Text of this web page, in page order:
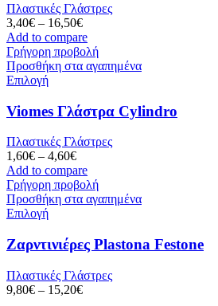
Πλαστικές Γλάστρες
3,40€ – 16,50€
Add to compare
Γρήγορη προβολή
Προσθήκη στα αγαπημένα
Επιλογή
Viomes Γλάστρα Cylindro
Πλαστικές Γλάστρες
1,60€ – 4,60€
Add to compare
Γρήγορη προβολή
Προσθήκη στα αγαπημένα
Επιλογή
Ζαρντινιέρες Plastona Festone
Πλαστικές Γλάστρες
9,80€ – 15,20€